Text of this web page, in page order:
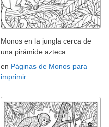
Monos en la jungla cerca de
una pirámide azteca
en Páginas de Monos para
imprimir